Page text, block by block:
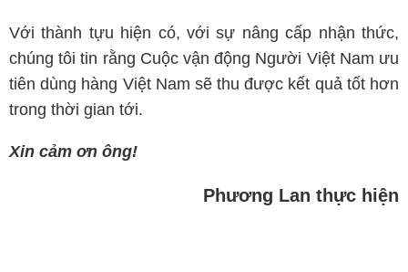
Với thành tựu hiện có, với sự nâng cấp nhận thức,
chúng tôi tin rằng Cuộc vận động Người Việt Nam ưu
tiên dùng hàng Việt Nam sẽ thu được kết quả tốt hơn
trong thời gian tới.
Xin cảm ơn ông!
Phương Lan thực hiện